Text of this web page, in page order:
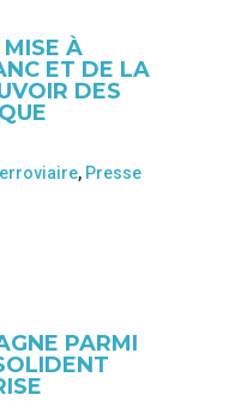
À
ET DE LA
DES
, Presse
PARMI